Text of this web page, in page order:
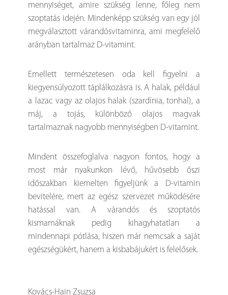
mennyiséget, amire szükség lenne, főleg nem
szoptatás idején. Mindenképp szükség van egy jól
megválasztott várandósvitaminra, ami megfelelő
arányban tartalmaz D-vitamint.
Emellett természetesen oda kell figyelni a
kiegyensúlyozott táplálkozásra is. A halak, például
a lazac vagy az olajos halak (szardínia, tonhal), a
máj, a tojás, különböző olajos magvak
tartalmaznak nagyobb mennyiségben D-vitamint.
Mindent összefoglalva nagyon fontos, hogy a
most már nyakunkon lévő, hűvösebb őszi
időszakban kiemelten figyeljünk a D-vitamin
bevitelére, mert az egész szervezet működésére
hatással van. A várandós és szoptatós
kismamáknak pedig kihagyhatatlan a
mindennapi pótlása, hiszen már nemcsak a saját
egészségükért, hanem a kisbabájukért is felelősek.
Kovács-Hain Zsuzsa